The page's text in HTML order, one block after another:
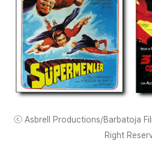
ⓒ Asbrell Productions/Barbatoja
Right